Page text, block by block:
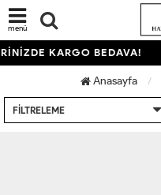
menü
KARGO BEDAVA!
Anasayfa
FILTRELEME